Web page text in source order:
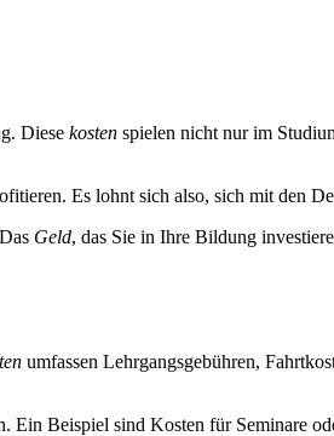
Diese kosten spielen nicht nur im
Es lohnt sich also, sich mit den
Geld, das Sie in Ihre Bildung
umfassen Lehrgangsgebühren,
Ein Beispiel sind Kosten für Seminare